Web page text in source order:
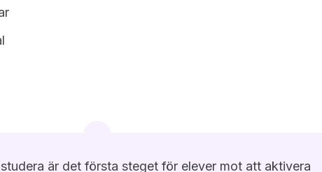
är det första steget för elever mot att aktivera